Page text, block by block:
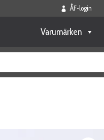
ÅF-login
Varumärken